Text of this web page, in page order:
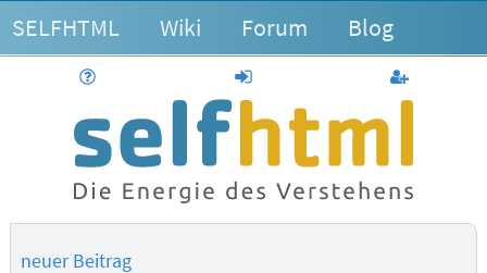
SELFHTML Wiki Forum Blog
anmelden
neuer Beitrag